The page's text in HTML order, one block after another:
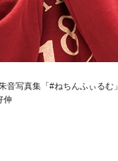
音写真集「#ねちんふぃるむ」
伸